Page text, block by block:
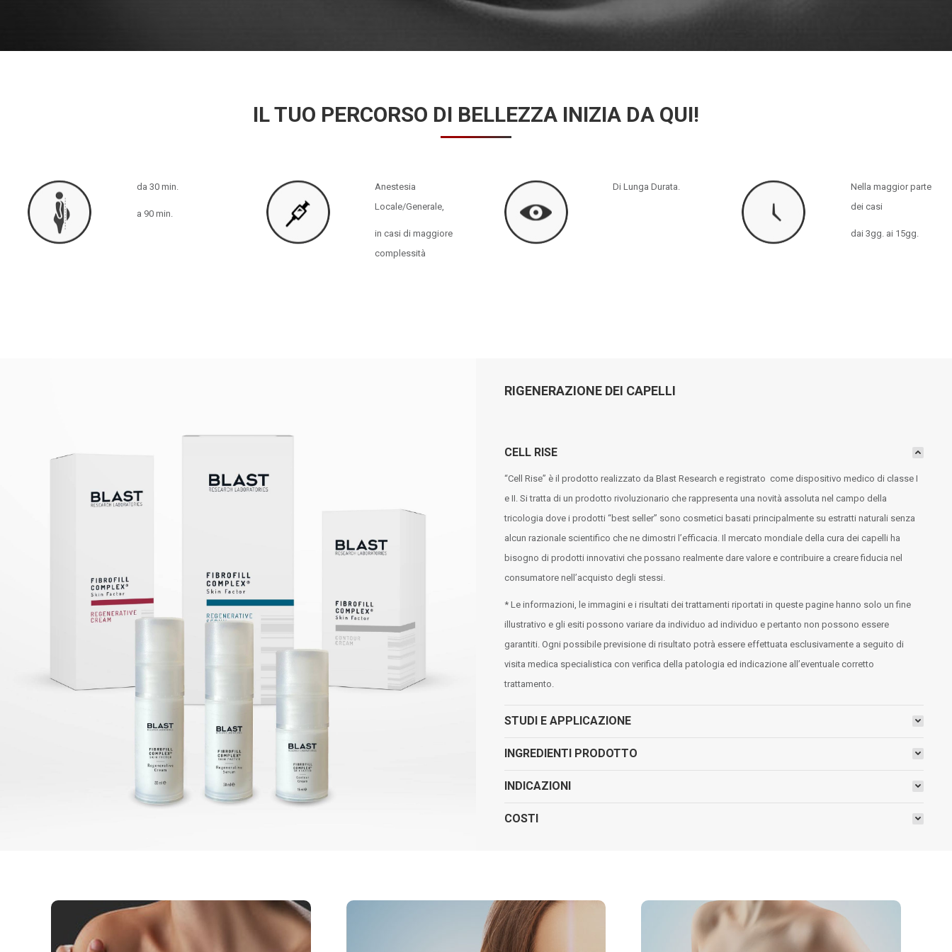
IL TUO PERCORSO DI BELLEZZA INIZIA DA QUI!
da 30 min.
a 90 min.
Anestesia
Locale/Generale,
in casi di maggiore
complessità
Di Lunga Durata.
Nella maggior parte
dei casi
dai 3gg. ai 15gg.
RIGENERAZIONE DEI CAPELLI
CELL RISE
“Cell Rise” è il prodotto realizzato da Blast Research e registrato come dispositivo medico di classe I
e II. Si tratta di un prodotto rivoluzionario che rappresenta una novità assoluta nel campo della
tricologia dove i prodotti “best seller” sono cosmetici basati principalmente su estratti naturali senza
alcun razionale scientifico che ne dimostri l’efficacia. Il mercato mondiale della cura dei capelli ha
bisogno di prodotti innovativi che possano realmente dare valore e contribuire a creare fiducia nel
consumatore nell’acquisto degli stessi.
* Le informazioni, le immagini e i risultati dei trattamenti riportati in queste pagine hanno solo un fine
illustrativo e gli esiti possono variare da individuo ad individuo e pertanto non possono essere
garantiti. Ogni possibile previsione di risultato potrà essere effettuata esclusivamente a seguito di
visita medica specialistica con verifica della patologia ed indicazione all’eventuale corretto
trattamento.
STUDI E APPLICAZIONE
INGREDIENTI PRODOTTO
INDICAZIONI
COSTI